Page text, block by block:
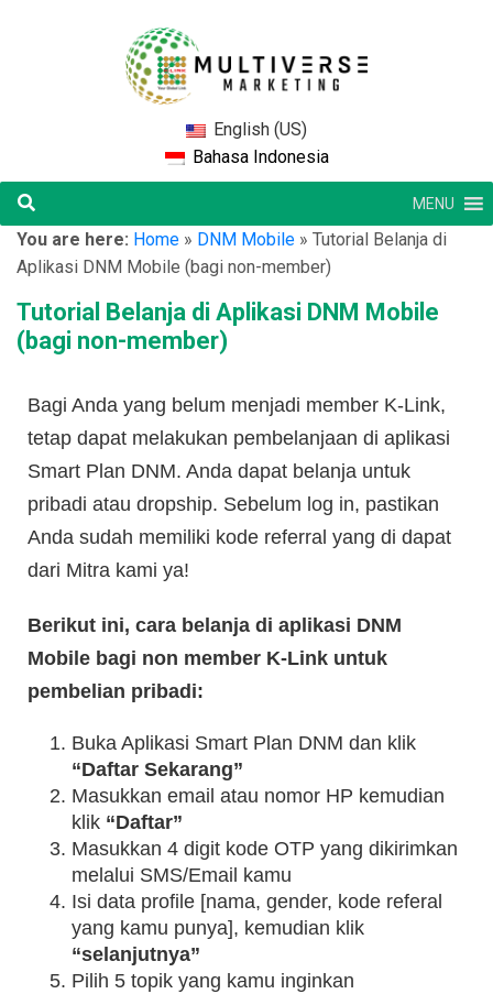
English (US)
Bahasa Indonesia
MENU
You are here: Home » DNM Mobile » Tutorial Belanja di
Aplikasi DNM Mobile (bagi non-member)
Tutorial Belanja di Aplikasi DNM Mobile
(bagi non-member)
Bagi Anda yang belum menjadi member K-Link,
tetap dapat melakukan pembelanjaan di aplikasi
Smart Plan DNM. Anda dapat belanja untuk
pribadi atau dropship. Sebelum log in, pastikan
Anda sudah memiliki kode referral yang di dapat
dari Mitra kami ya!
Berikut ini, cara belanja di aplikasi DNM
Mobile bagi non member K-Link untuk
pembelian pribadi:
Buka Aplikasi Smart Plan DNM dan klik
“Daftar Sekarang”
Masukkan email atau nomor HP kemudian
klik “Daftar”
Masukkan 4 digit kode OTP yang dikirimkan
melalui SMS/Email kamu
Isi data profile [nama, gender, kode referal
yang kamu punya], kemudian klik
“selanjutnya”
Pilih 5 topik yang kamu inginkan